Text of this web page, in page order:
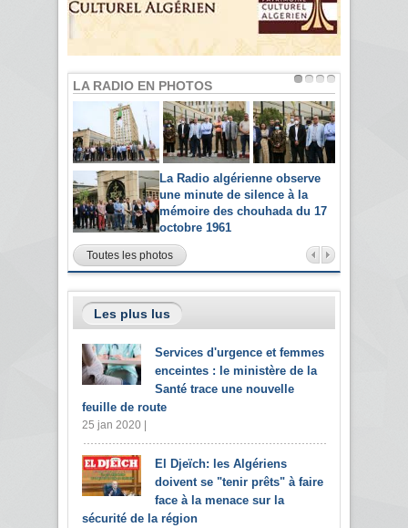
LA RADIO EN PHOTOS
La Radio algérienne observe
une minute de silence à la
mémoire des chouhada du 17
octobre 1961
Toutes les photos
Les plus lus
Services d'urgence et femmes
enceintes : le ministère de la
Santé trace une nouvelle
feuille de route
25 jan 2020 |
El Djeïch: les Algériens
doivent se "tenir prêts" à faire
face à la menace sur la
sécurité de la région